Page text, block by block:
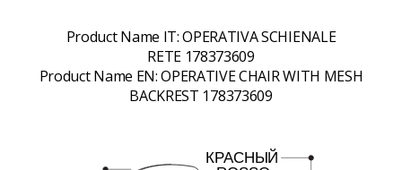
Product Name IT:OPERATIVA SCHIENALE
RETE 178373609
Product Name EN:OPERATIVE CHAIR WITH MESH
BACKREST 178373609